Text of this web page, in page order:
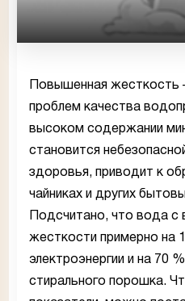
Повышенная жесткость
проблем качества
высоком содержании
становится
здоровья, приводит к
чайниках и других
Подсчитано, что вода с
жесткости примерно на
электроэнергии и на 70
стирального порошка.